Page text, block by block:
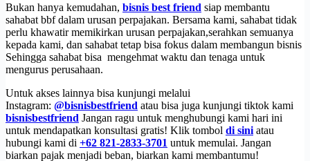
Bukan hanya kemudahan, bisnis best friend siap membantu
sahabat bbf dalam urusan perpajakan. Bersama kami, sahabat tidak
perlu khawatir memikirkan urusan perpajakan,serahkan semuanya
kepada kami, dan sahabat tetap bisa fokus dalam membangun bisnis
Sehingga sahabat bisa mengehmat waktu dan tenaga untuk
mengurus perusahaan.
Untuk akses lainnya bisa kunjungi melalui
Instagram: @bisnisbestfriend atau bisa juga kunjungi tiktok kami
bisnisbestfriend Jangan ragu untuk menghubungi kami hari ini
untuk mendapatkan konsultasi gratis! Klik tombol di sini atau
hubungi kami di +62 821-2833-3701 untuk memulai. Jangan
biarkan pajak menjadi beban, biarkan kami membantumu!